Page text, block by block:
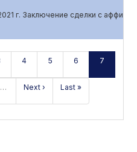
г. Заключение сделки с
4 5 6 7
… Next › Last »